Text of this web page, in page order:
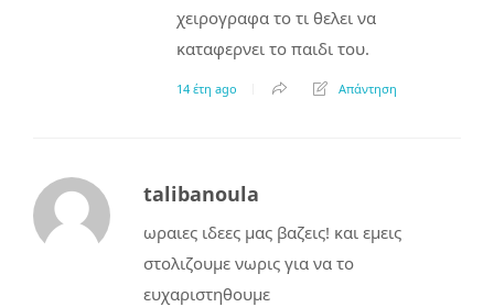
χειρογραφα το τι θελει να
καταφερνει το παιδι του.
14 έτη ago Απάντηση
talibanoula
ωραιες ιδεες μας βαζεις! και εμεις
στολιζουμε νωρις για να το
ευχαριστηθουμε